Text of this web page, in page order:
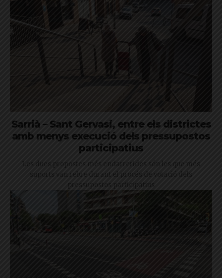
Sarrià – Sant Gervasi, entre els districtes
amb menys execució dels pressupostos
participatius
Les dues propostes més endarrerides són les que més
suports van rebre durant el procés de votació dels
pressupostos participatius